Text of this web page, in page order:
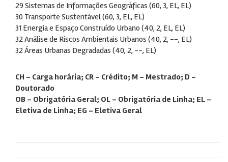
29 Sistemas de Informações Geográficas (60, 3, EL, EL)
30 Transporte Sustentável (60, 3, EL, EL)
31 Energia e Espaço Construído Urbano (40, 2, EL, EL)
32 Análise de Riscos Ambientais Urbanos (40, 2, --, EL)
32 Áreas Urbanas Degradadas (40, 2, --, EL)
CH - Carga horária; CR - Crédito; M - Mestrado; D –
Doutorado
OB - Obrigatória Geral; OL - Obrigatória de Linha; EL -
Eletiva de Linha; EG - Eletiva Geral